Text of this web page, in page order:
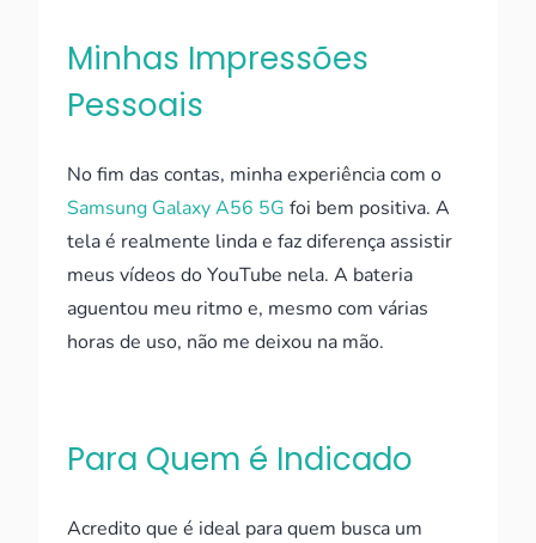
Minhas Impressões
Pessoais
No fim das contas, minha experiência com o
Samsung Galaxy A56 5G foi bem positiva. A
tela é realmente linda e faz diferença assistir
meus vídeos do YouTube nela. A bateria
aguentou meu ritmo e, mesmo com várias
horas de uso, não me deixou na mão.
Para Quem é Indicado
Acredito que é ideal para quem busca um